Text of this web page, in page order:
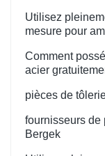
Utilisez
mesure pour
Comment
acier
pièces de
fournisseurs de
Bergek